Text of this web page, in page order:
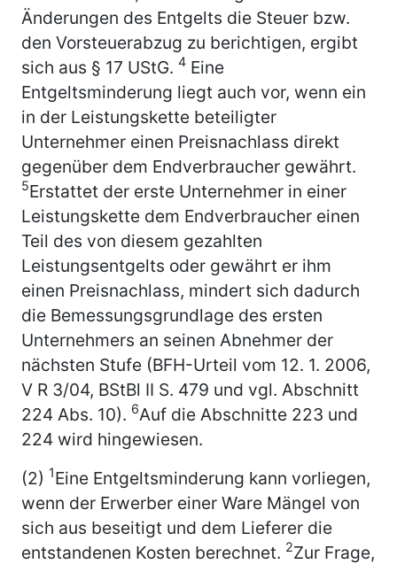
Änderungen des Entgelts die Steuer bzw.
den Vorsteuerabzug zu berichtigen, ergibt
sich aus § 17 UStG. 4 Eine
Entgeltsminderung liegt auch vor, wenn ein
in der Leistungskette beteiligter
Unternehmer einen Preisnachlass direkt
gegenüber dem Endverbraucher gewährt.
5Erstattet der erste Unternehmer in einer
Leistungskette dem Endverbraucher einen
Teil des von diesem gezahlten
Leistungsentgelts oder gewährt er ihm
einen Preisnachlass, mindert sich dadurch
die Bemessungsgrundlage des ersten
Unternehmers an seinen Abnehmer der
nächsten Stufe (BFH-Urteil vom 12. 1. 2006,
V R 3/04, BStBl II S. 479 und vgl. Abschnitt
224 Abs. 10). 6Auf die Abschnitte 223 und
224 wird hingewiesen.
(2) 1Eine Entgeltsminderung kann vorliegen,
wenn der Erwerber einer Ware Mängel von
sich aus beseitigt und dem Lieferer die
entstandenen Kosten berechnet. 2Zur Frage,